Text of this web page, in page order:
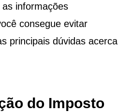
informações
consegue evitar
principais dúvidas acerca
do Imposto